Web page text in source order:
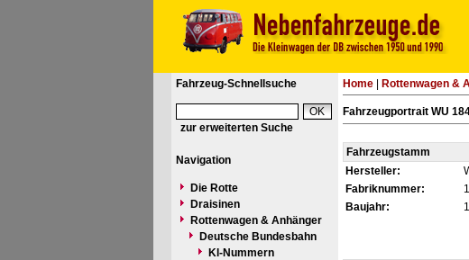
Fahrzeug-Schnellsuche
zur erweiterten Suche
Navigation
Die Rotte
Draisinen
Rottenwagen & Anhänger
Deutsche Bundesbahn
Kl-Nummern
Home| Rottenwagen &
Fahrzeugportrait WU
Fahrzeugstamm
Hersteller:
Fabriknummer:
Baujahr: